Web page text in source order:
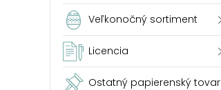
Veľkonočný sortiment
Licencia
Ostatný papierenský tovar